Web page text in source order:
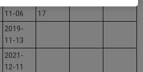
11-06
17
2019-
11-13
2021-
12-11